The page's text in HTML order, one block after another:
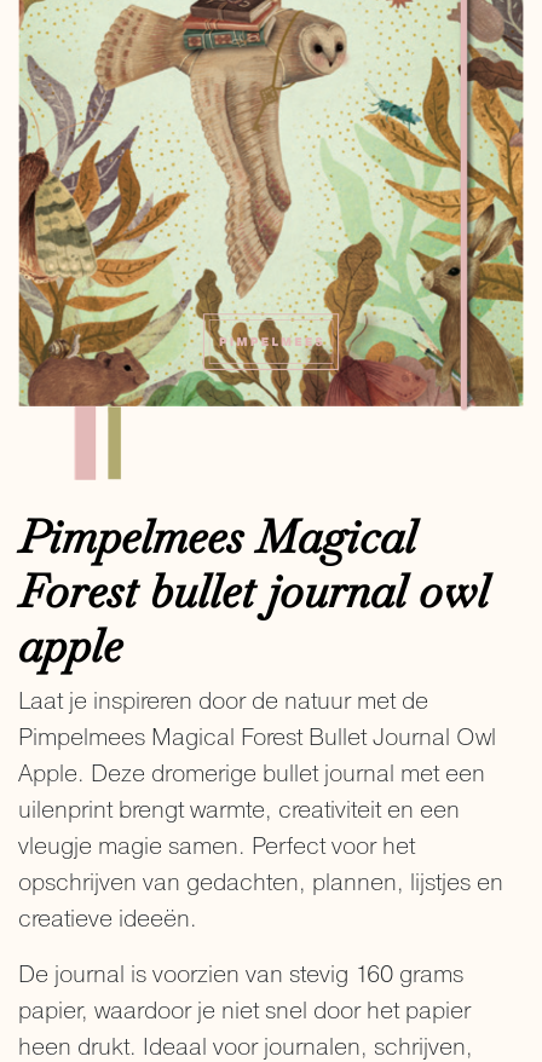
Pimpelmees Magical
Forest bullet journal owl
apple
Laat je inspireren door de natuur met de
Pimpelmees Magical Forest Bullet Journal Owl
Apple. Deze dromerige bullet journal met een
uilenprint brengt warmte, creativiteit en een
vleugje magie samen. Perfect voor het
opschrijven van gedachten, plannen, lijstjes en
creatieve ideeën.
De journal is voorzien van stevig 160 grams
papier, waardoor je niet snel door het papier
heen drukt. Ideaal voor journalen, schrijven,